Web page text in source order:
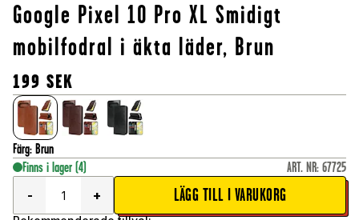
Google Pixel 10 Pro XL Smidigt
mobilfodral i äkta läder, Brun
199 SEK
Färg: Brun
Finns i lager (4) ART. NR: 67725
-
+ LÄGG TILL I VARUKORG